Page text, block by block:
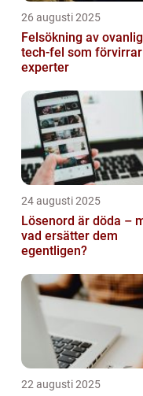
26 augusti 2025
Felsökning av
tech‑fel som förvirrar
experter
24 augusti 2025
Lösenord är döda –
vad ersätter dem
egentligen?
22 augusti 2025